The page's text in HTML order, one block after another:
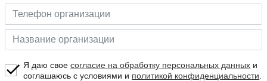
Я даю своесогласие на обработку персональных данных и
соглашаюсь с условиями и политикой конфиденциальности